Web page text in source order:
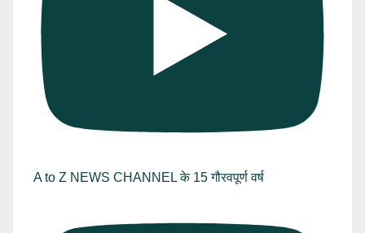
A to Z NEWS CHANNEL के 15 गौरवपूर्ण वर्ष